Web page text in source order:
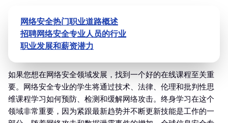
网络安全热门职业道路概述
招聘网络安全专业人员的行业
职业发展和薪资潜力
如果您想在网络安全领域发展，找到一个好的在线课程至关重
要。网络安全专业的学生将通过技术、法律、伦理和批判性思
维课程学习如何预防、检测和缓解网络攻击。终身学习在这个
领域非常重要，因为紧跟最新趋势并不断更新技能是工作的一